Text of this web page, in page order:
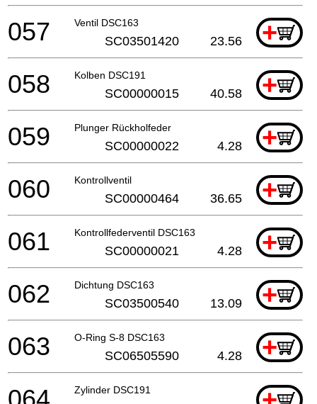
Ventil DSC163 +
057 SC03501420 23.56
Kolben DSC191 +
058 SC00000015 40.58
Plunger Rückholfeder +
059 SC00000022 4.28
Kontrollventil +
060 SC00000464 36.65
Kontrollfederventil DSC163 +
061 SC00000021 4.28
Dichtung DSC163 +
062 SC03500540 13.09
O-Ring S-8 DSC163 +
063 SC06505590 4.28
Zylinder DSC191